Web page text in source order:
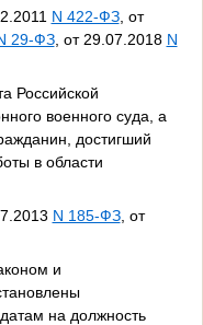
N 422-ФЗ, от
29-ФЗ, от 29.07.2018 N
Российской
военного суда, а
достигший
в области
N 185-ФЗ, от
и
на должность